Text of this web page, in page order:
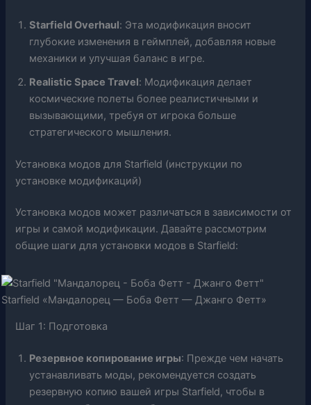
Starfield Overhaul: Эта модификация вносит
глубокие изменения в геймплей, добавляя новые
механики и улучшая баланс в игре.
Realistic Space Travel: Модификация делает
космические полеты более реалистичными и
вызывающими, требуя от игрока больше
стратегического мышления.
Установка модов для Starfield (инструкции по
установке модификаций)
Установка модов может различаться в зависимости от
игры и самой модификации. Давайте рассмотрим
общие шаги для установки модов в Starfield:
Starfield «Мандалорец — Боба Фетт — Джанго Фетт»
Шаг 1: Подготовка
Резервное копирование игры: Прежде чем начать
устанавливать моды, рекомендуется создать
резервную копию вашей игры Starfield, чтобы в